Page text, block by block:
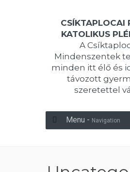
CSÍKTAPLOCAI
KATOLIKUS
A
Mindenszentek
minden itt élő és
távozott
szeretettel
Menu - Navigation